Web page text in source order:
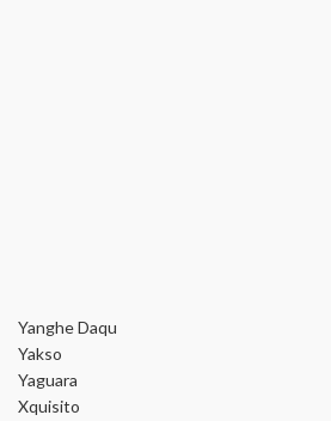
Yanghe Daqu
Yakso
Yaguara
Xquisito